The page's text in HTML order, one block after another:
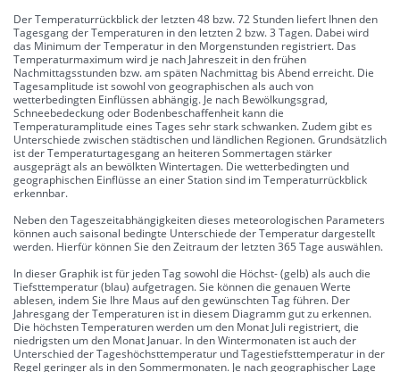
Der Temperaturrückblick der letzten 48 bzw. 72 Stunden liefert Ihnen den
Tagesgang der Temperaturen in den letzten 2 bzw. 3 Tagen. Dabei wird
das Minimum der Temperatur in den Morgenstunden registriert. Das
Temperaturmaximum wird je nach Jahreszeit in den frühen
Nachmittagsstunden bzw. am späten Nachmittag bis Abend erreicht. Die
Tagesamplitude ist sowohl von geographischen als auch von
wetterbedingten Einflüssen abhängig. Je nach Bewölkungsgrad,
Schneebedeckung oder Bodenbeschaffenheit kann die
Temperaturamplitude eines Tages sehr stark schwanken. Zudem gibt es
Unterschiede zwischen städtischen und ländlichen Regionen. Grundsätzlich
ist der Temperaturtagesgang an heiteren Sommertagen stärker
ausgeprägt als an bewölkten Wintertagen. Die wetterbedingten und
geographischen Einflüsse an einer Station sind im Temperaturrückblick
erkennbar.
Neben den Tageszeitabhängigkeiten dieses meteorologischen Parameters
können auch saisonal bedingte Unterschiede der Temperatur dargestellt
werden. Hierfür können Sie den Zeitraum der letzten 365 Tage auswählen.
In dieser Graphik ist für jeden Tag sowohl die Höchst- (gelb) als auch die
Tiefsttemperatur (blau) aufgetragen. Sie können die genauen Werte
ablesen, indem Sie Ihre Maus auf den gewünschten Tag führen. Der
Jahresgang der Temperaturen ist in diesem Diagramm gut zu erkennen.
Die höchsten Temperaturen werden um den Monat Juli registriert, die
niedrigsten um den Monat Januar. In den Wintermonaten ist auch der
Unterschied der Tageshöchsttemperatur und Tagestiefsttemperatur in der
Regel geringer als in den Sommermonaten. Je nach geographischer Lage